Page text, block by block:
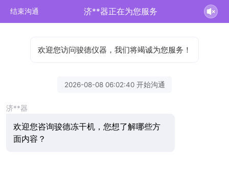
结束沟通 济**器正在为您服务
欢迎您访问骏德仪器，我们将竭诚为您服务！
2026-08-08 06:02:40 开始沟通
济**器
欢迎您咨询骏德冻干机，您想了解哪些方
面内容？